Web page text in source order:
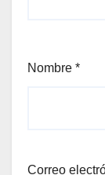
Nombre *
Correo